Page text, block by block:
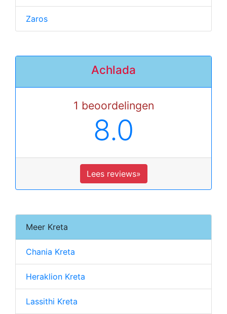
Zaros
Achlada
1 beoordelingen
8.0
Lees reviews»
Meer Kreta
Chania Kreta
Heraklion Kreta
Lassithi Kreta